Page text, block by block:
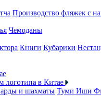
Производство фляжек с
Чемоданы
Книги Кубарики
логотипа в Китае
и шахматы Туми Иши